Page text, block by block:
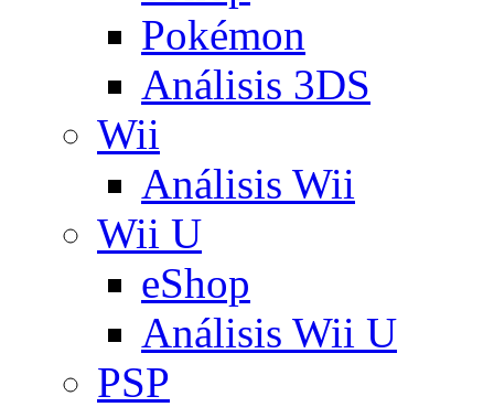
Pokémon
Análisis 3DS
Wii
Análisis Wii
Wii U
eShop
Análisis Wii U
PSP